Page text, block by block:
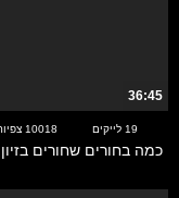
36:45
19 לייקים 10018 צפיות
כמה בחורים שחורים